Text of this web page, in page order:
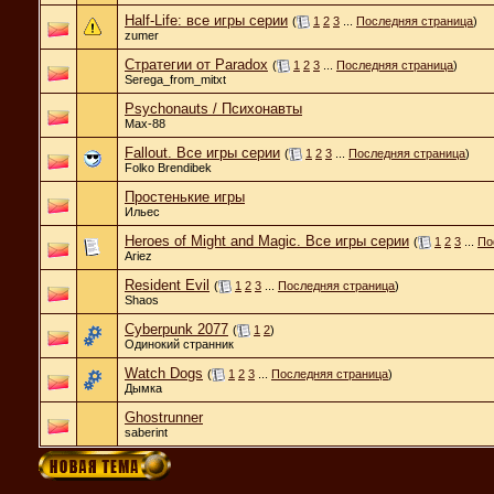
Half-Life: все игры серии ( 1 2 3 Последняя страница)
zumer
Стратегии от Paradox ( 1 2 3 Последняя страница)
Serega_from_mitxt
Psychonauts / Психонавты
Max-88
Fallout. Все игры серии ( 1 2 3 Последняя страница)
Folko Brendibek
Простенькие игры
Ильес
Heroes of Might and Magic. Все игры серии ( 1 2 3
Ariez
Resident Evil ( 1 2 3 Последняя страница)
Shaos
Cyberpunk 2077 ( 1 2)
Одинокий странник
Watch Dogs ( 1 2 3 Последняя страница)
Дымка
Ghostrunner
saberint